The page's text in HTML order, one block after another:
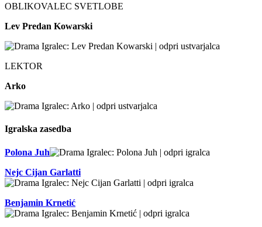
OBLIKOVALEC SVETLOBE
Lev Predan Kowarski
LEKTOR
Arko
Igralska zasedba
Polona Juh
Nejc Cijan Garlatti
Benjamin Krnetić